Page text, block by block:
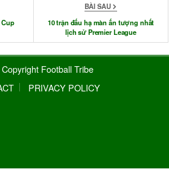
BÀI SAU
10 trận đấu hạ màn ấn tượng nhất
lịch sử Premier League
Football Tribe
PRIVACY POLICY